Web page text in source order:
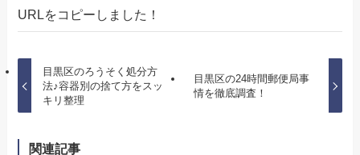
URLをコピーしました！
目黒区のろうそく処分方
法♪容器別の捨て方をスッ
キリ整理
目黒区の24時間郵便局事
情を徹底調査！
関連記事